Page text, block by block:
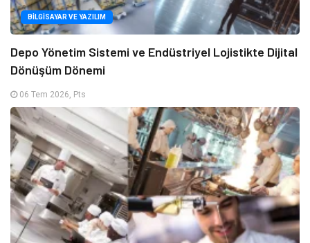
BILGISAYAR VE YAZILIM
Depo Yönetim Sistemi ve Endüstriyel Lojistikte Dijital
Dönüşüm Dönemi
06 Tem 2026, Pts